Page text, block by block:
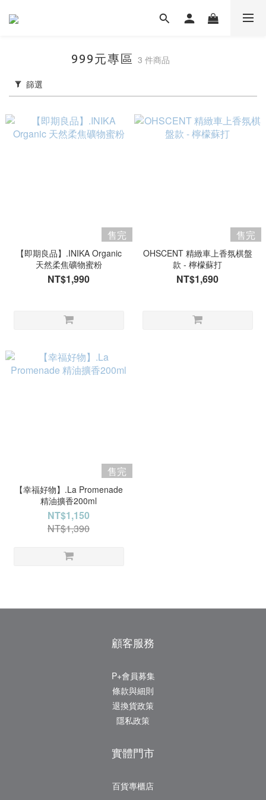
999元專區 3 件商品
篩選
售完
【即期良品】.INIKA Organic
天然柔焦礦物蜜粉
NT$1,990
售完
OHSCENT 精緻車上香氛棋盤
款 - 檸檬蘇打
NT$1,690
售完
【幸福好物】.La Promenade
精油擴香200ml
NT$1,150
NT$1,390
顧客服務
P+會員募集
條款與細則
退換貨政策
隱私政策
實體門市
百貨專櫃店